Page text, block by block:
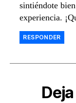
sintiéndote
experiencia.
RESPONDER